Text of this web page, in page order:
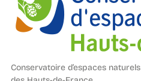
Conservatoire d’espaces naturels